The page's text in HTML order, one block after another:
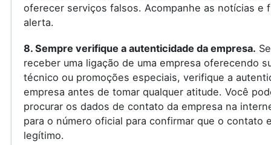
oferecer serviços falsos. Acompanhe as notícias e
alerta.
8. Sempre verifique a autenticidade da empresa.
receber uma ligação de uma empresa oferecendo
técnico ou promoções especiais, verifique a
empresa antes de tomar qualquer atitude. Você
procurar os dados de contato da empresa na
para o número oficial para confirmar que o contato
legítimo.